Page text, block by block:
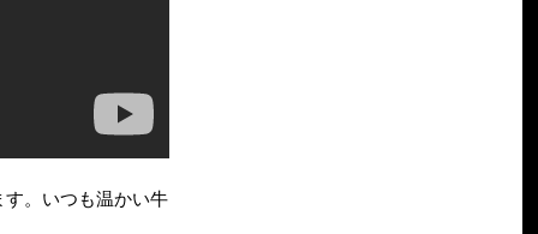
。いつも温かい牛